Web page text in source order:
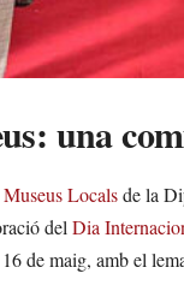
una
Localsde la
delDia
de maig, amb el